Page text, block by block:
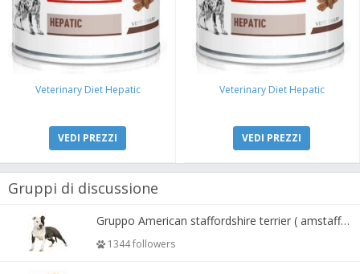
Veterinary Diet Hepatic
VEDI PREZZI
Veterinary Diet Hepatic
VEDI PREZZI
Gruppi di discussione
Gruppo American staffordshire terrier ( amstaff, amastaff )
1344 followers